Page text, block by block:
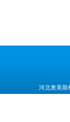
河北奥美斯